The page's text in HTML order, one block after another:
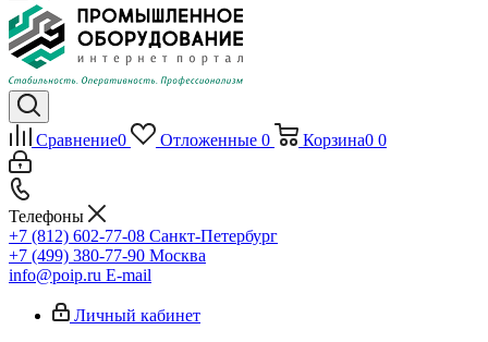
Сравнение0 Отложенные 0 Корзина0 0
Телефоны
+7 (812) 602-77-08 Санкт-Петербург
+7 (499) 380-77-90 Москва
info@poip.ru E-mail
Личный кабинет